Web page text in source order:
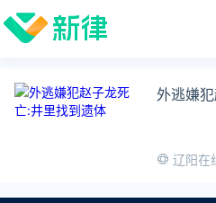
外逃嫌
辽阳在